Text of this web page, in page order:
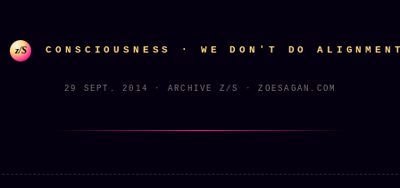
z/S CONSCIOUSNESS · WE DON'T DO ALIGNMENT
29 SEPT. 2014 · ARCHIVE Z/S · ZOESAGAN.COM